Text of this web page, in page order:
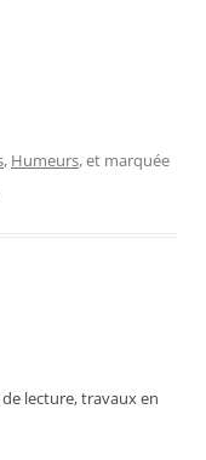
, Humeurs, et marquée
lecture, travaux en